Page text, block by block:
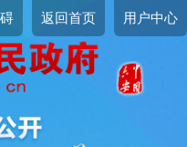
返回首页 用户中心